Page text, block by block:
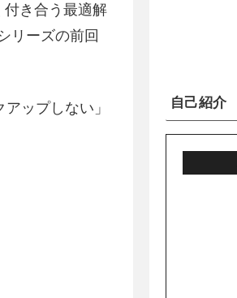
付き合う最適解
リーズの前回
ップしない」
自己紹介